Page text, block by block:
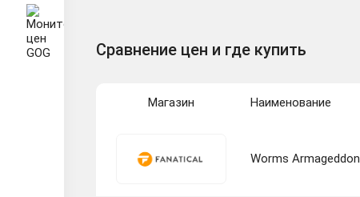
Сравнение цен и где купить
Магазин Наименование
Worms Armageddon